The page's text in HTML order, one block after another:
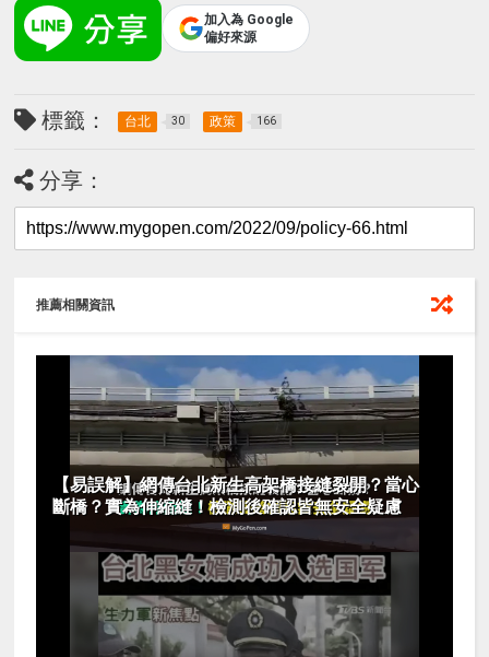
加入為 Google
偏好來源
標籤： 台北 30 政策 166
分享：
推薦相關資訊
【易誤解】網傳台北新生高架橋接縫裂開？當心
斷橋？實為伸縮縫！檢測後確認皆無安全疑慮